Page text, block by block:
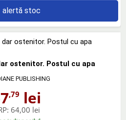
alertă stoc
ostenitor. Postul cu apa
PUBLISHING
,79 lei
64,00 lei